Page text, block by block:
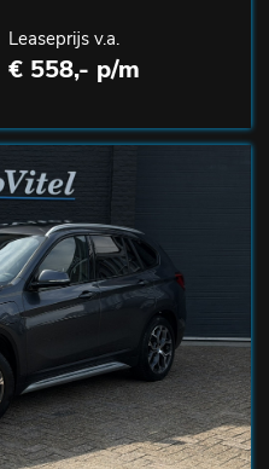
Leaseprijs v.a.
€ 558,- p/m